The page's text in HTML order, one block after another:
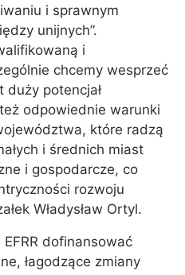
i sprawnym
unijnych”.
i
chcemy wesprzeć
potencjał
odpowiednie warunki
które radzą
i średnich miast
i gospodarcze, co
rozwoju
Władysław Ortyl.
dofinansować
łagodzące zmiany